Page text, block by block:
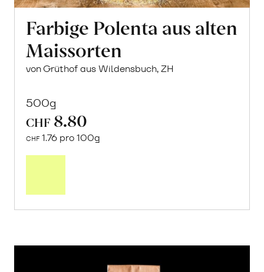
Farbige Polenta aus alten
Maissorten
von Grüthof aus Wildensbuch, ZH
500g
CHF 8.80
CHF 1.76 pro 100g